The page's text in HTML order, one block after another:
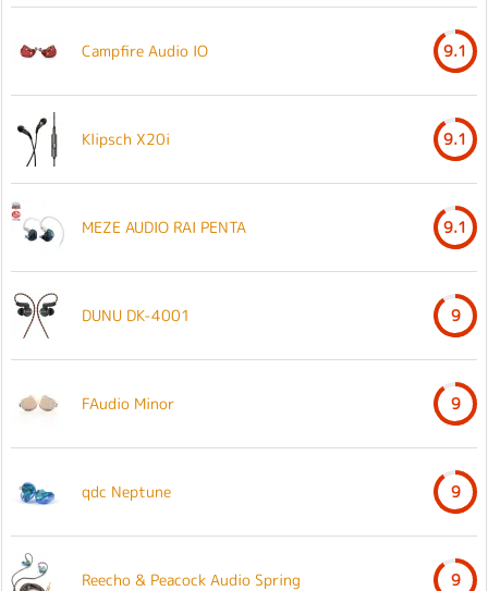
Campfire Audio IO 9.1
Klipsch X20i 9.1
MEZE AUDIO RAI PENTA 9.1
DUNU DK-4001 9
FAudio Minor 9
qdc Neptune 9
Reecho & Peacock Audio Spring 9